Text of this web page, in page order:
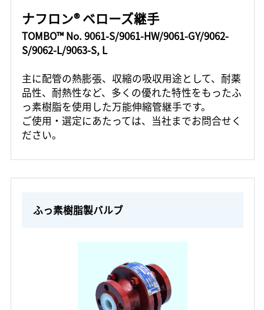
ナフロン® ベローズ継手
TOMBO™ No. 9061-S/9061-HW/9061-GY/9062-
S/9062-L/9063-S, L
主に配管の熱膨張、収縮の吸収用途として、耐薬
品性、耐熱性など、多くの優れた特性をもったふ
っ素樹脂を使用した万能伸縮管継手です。
ご使用・選定にあたっては、当社までお問合せく
ださい。
ふっ素樹脂製バルブ